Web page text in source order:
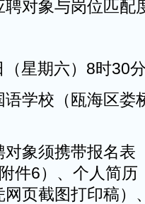
对象与岗位匹配
星期六）8时30
学校（瓯海区娄
对象须携带报名表
件6）、个人简历
页截图打印稿）